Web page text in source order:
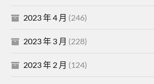
2023 年 4 月 (246)
2023 年 3 月 (228)
2023 年 2 月 (124)